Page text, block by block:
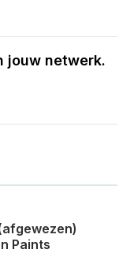
jouw netwerk.
Paints